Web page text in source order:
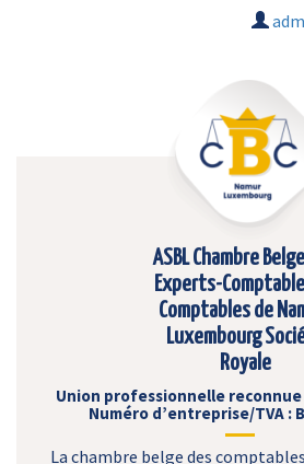
ASBL Chambre
Experts-
Comptables de
Luxembourg
Royale
Union professionnelle reconnue
Numéro d’entreprise/TVA :
La chambre belge des